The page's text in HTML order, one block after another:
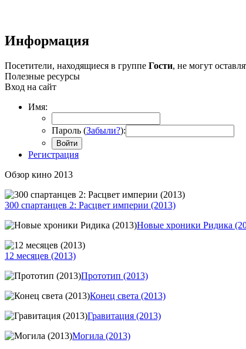
Информация
Посетители, находящиеся в группе Гости, не могут
Полезные ресурсы
Вход на сайт
Имя:
Пароль (Забыли?):
Войти
Регистрация
Обзор кино 2013
300 спартанцев 2: Расцвет империи (2013)
Новые хроники Ридика
12 месяцев (2013)
Прототип (2013)
Конец света (2013)
Гравитация (2013)
Могила (2013)